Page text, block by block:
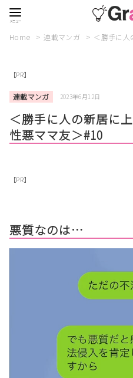
Home 連載マンガ ＜勝手に人
【PR】
連載マンガ 2023年6月12日
＜勝手に人の新居に
性悪ママ友＞#10
【PR】
悪質なのは…